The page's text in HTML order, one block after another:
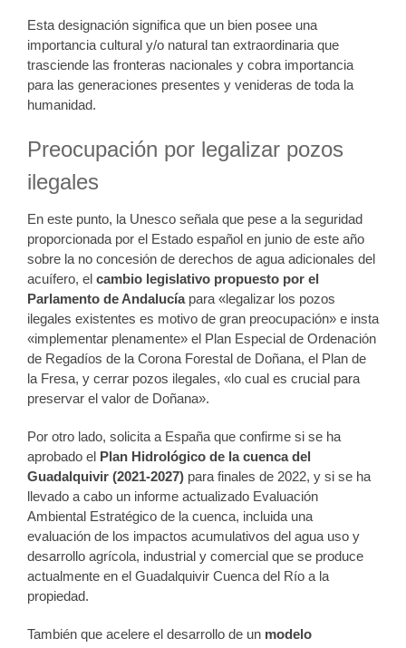
Esta designación significa que un bien posee una
importancia cultural y/o natural tan extraordinaria que
trasciende las fronteras nacionales y cobra importancia
para las generaciones presentes y venideras de toda la
humanidad.
Preocupación por legalizar pozos
ilegales
En este punto, la Unesco señala que pese a la seguridad
proporcionada por el Estado español en junio de este año
sobre la no concesión de derechos de agua adicionales del
acuífero, el cambio legislativo propuesto por el
Parlamento de Andalucíapara «legalizar los pozos
ilegales existentes es motivo de gran preocupación» e insta
«implementar plenamente» el Plan Especial de Ordenación
de Regadíos de la Corona Forestal de Doñana, el Plan de
la Fresa, y cerrar pozos ilegales, «lo cual es crucial para
preservar el valor de Doñana».
Por otro lado, solicita a España que confirme si se ha
aprobado el Plan Hidrológico de la cuenca del
Guadalquivir (2021-2027) para finales de 2022, y si se ha
llevado a cabo un informe actualizado Evaluación
Ambiental Estratégico de la cuenca, incluida una
evaluación de los impactos acumulativos del agua uso y
desarrollo agrícola, industrial y comercial que se produce
actualmente en el Guadalquivir Cuenca del Río a la
propiedad.
También que acelere el desarrollo de un modelo